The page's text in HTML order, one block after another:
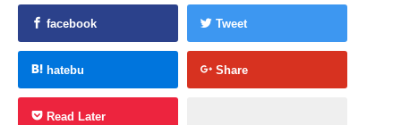
facebook Tweet
hatebu Share
Read Later